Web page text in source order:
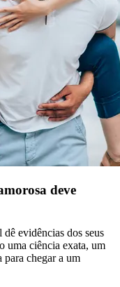
deve
evidências dos seus
uma ciência exata, um
para chegar a um